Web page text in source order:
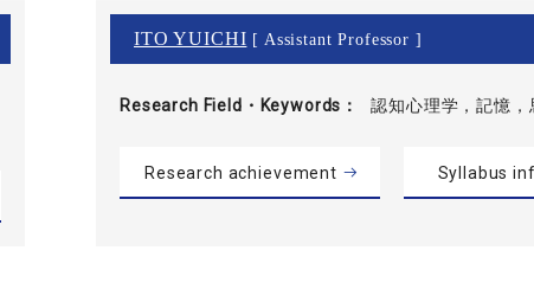
ITO YUICHI [ Assistant Professor ]
Research Field・ Keywords 認知心理学，記憶，
Research achievement Syllabus